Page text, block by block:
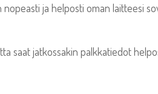
ja helposti oman laitteesi
saat jatkossakin palkkatiedot